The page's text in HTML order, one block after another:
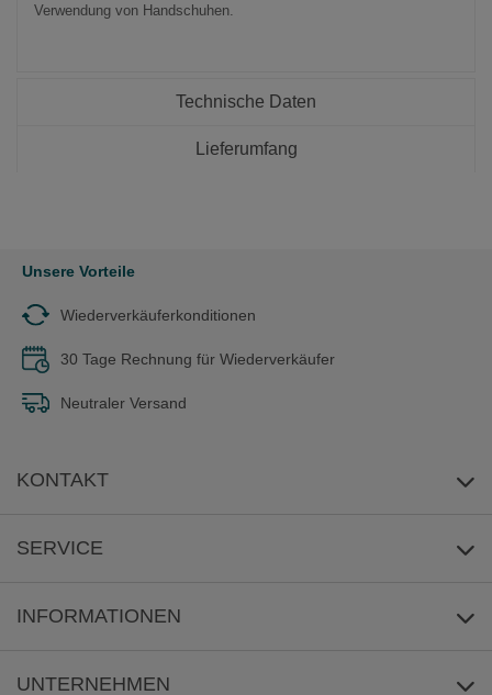
Verwendung von Handschuhen.
Technische Daten
Lieferumfang
Unsere Vorteile
Wiederverkäuferkonditionen
30 Tage Rechnung für Wiederverkäufer
Neutraler Versand
KONTAKT
SERVICE
INFORMATIONEN
UNTERNEHMEN